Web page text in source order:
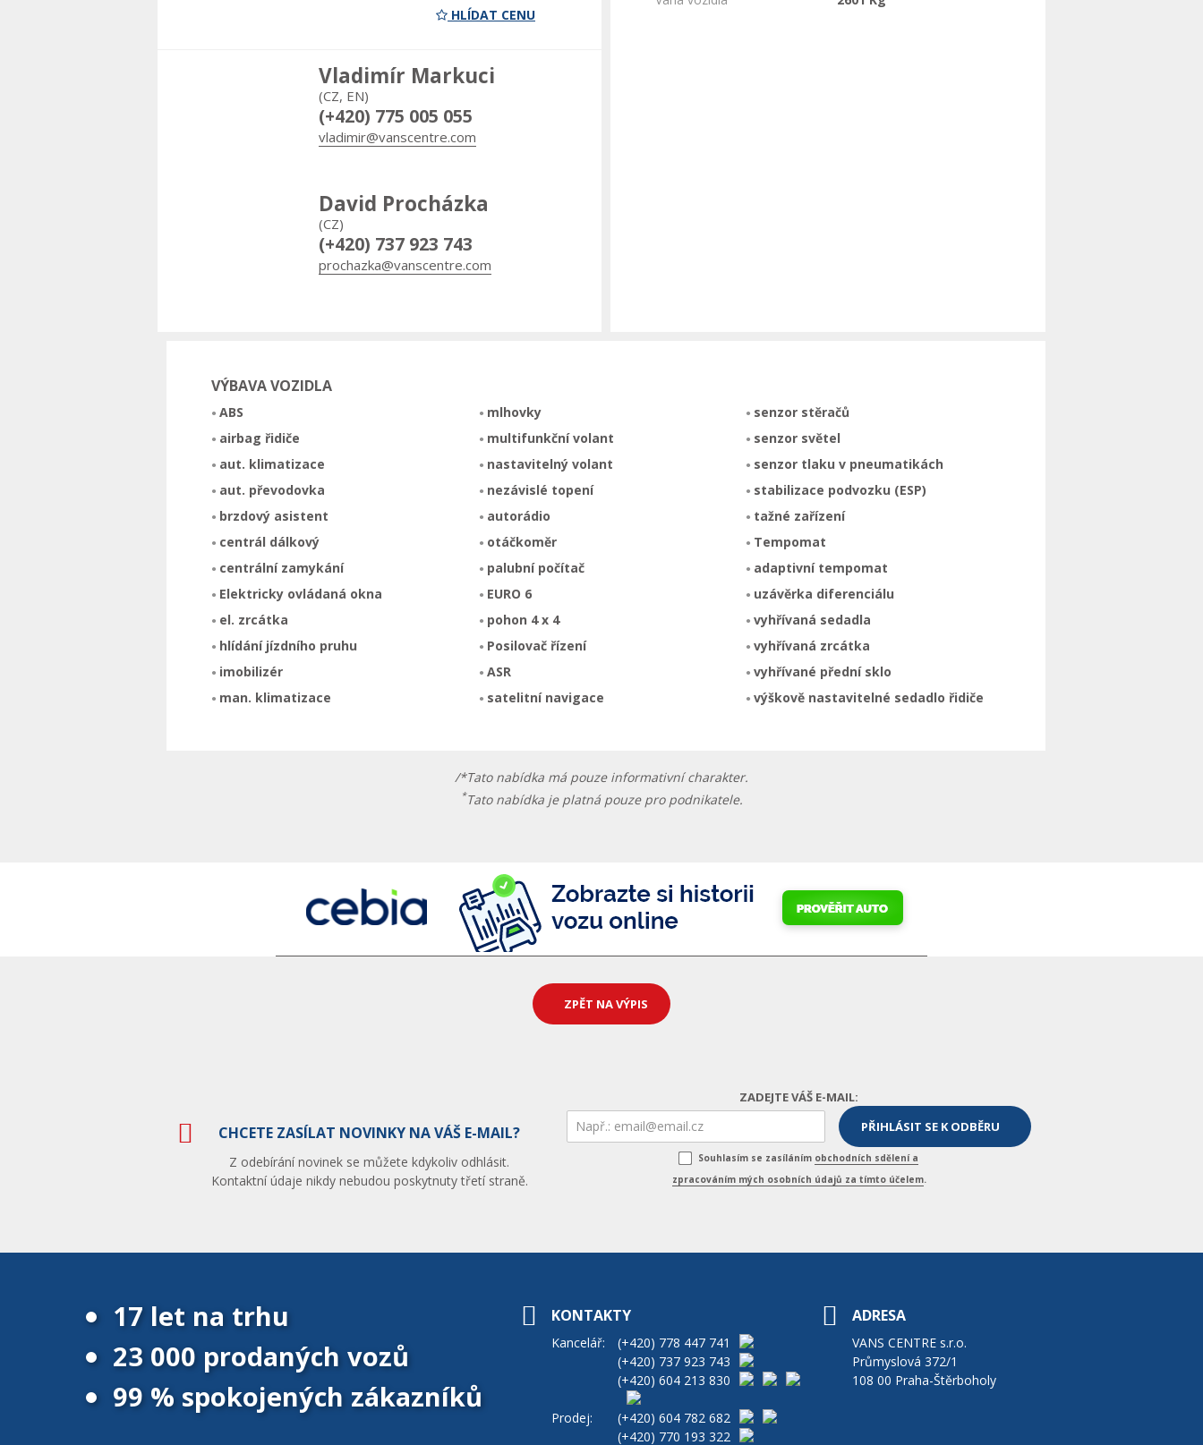
HLÍDAT CENU
Vladimír Markuci
(CZ, EN)
(+420) 775 005 055
vladimir@vanscentre.com
David Procházka
(CZ)
(+420) 737 923 743
prochazka@vanscentre.com
VÝBAVA VOZIDLA
ABS
airbag řidiče
aut. klimatizace
aut. převodovka
brzdový asistent
centrál dálkový
centrální zamykání
Elektricky ovládaná okna
el. zrcátka
hlídání jízdního pruhu
imobilizér
man. klimatizace
mlhovky
multifunkční volant
nastavitelný volant
nezávislé topení
autorádio
otáčkoměr
palubní počítač
EURO 6
pohon 4 x 4
Posilovač řízení
ASR
satelitní navigace
senzor stěračů
senzor světel
senzor tlaku v pneumatikách
stabilizace podvozku (ESP)
tažné zařízení
Tempomat
adaptivní tempomat
uzávěrka diferenciálu
vyhřívaná sedadla
vyhřívaná zrcátka
vyhřívané přední sklo
výškově nastavitelné sedadlo řidiče
/*Tato nabídka má pouze informativní charakter.
*Tato nabídka je platná pouze pro podnikatele.
ZPĚT NA VÝPIS
CHCETE ZASÍLAT NOVINKY NA VÁŠ E-MAIL?
Z odebírání novinek se můžete kdykoliv odhlásit.
Kontaktní údaje nikdy nebudou poskytnuty třetí straně.
ZADEJTE VÁŠ E-MAIL:
Souhlasím se zasíláním obchodních sdělení a
zpracováním mých osobních údajů za tímto účelem.
17 let na trhu
23 000 prodaných vozů
99 % spokojených zákazníků
KONTAKTY
Kancelář: (+420) 778 447 741
(+420) 737 923 743
(+420) 604 213 830
Prodej: (+420) 604 782 682
(+420) 770 193 322
ADRESA
VANS CENTRE s.r.o.
Průmyslová 372/1
108 00 Praha-Štěrboholy